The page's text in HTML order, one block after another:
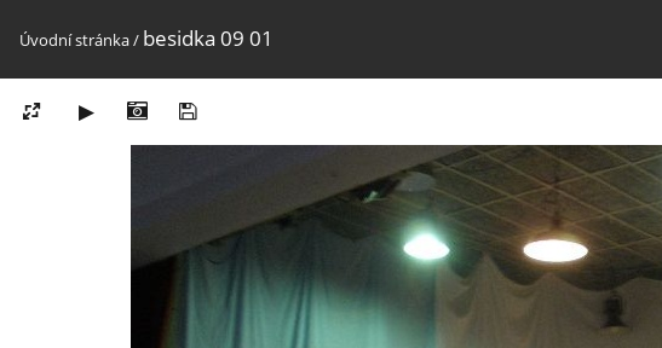
Úvodní stránka/ besidka 09 01